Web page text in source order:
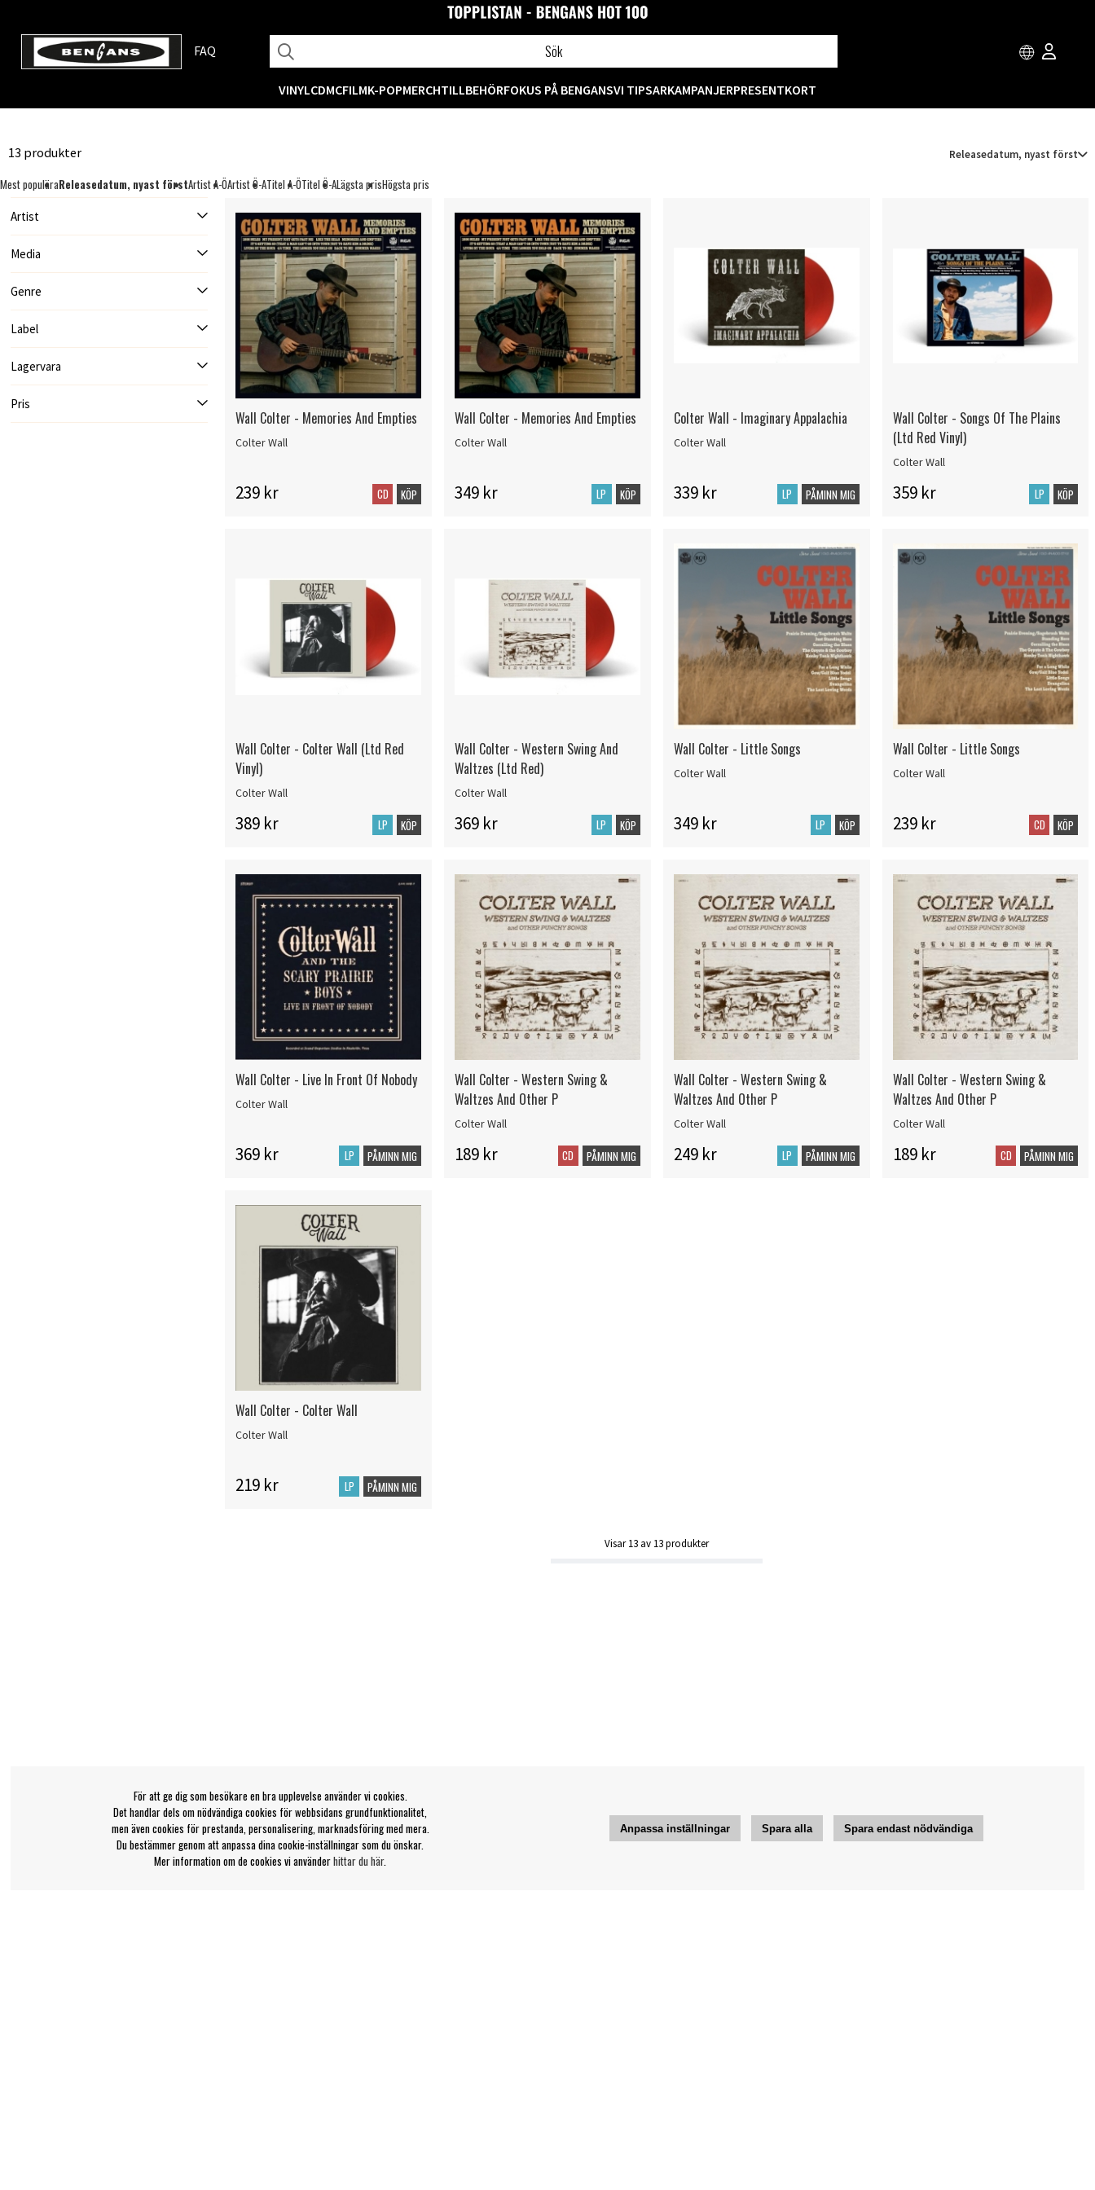
FAQ
VINYLCDMCFILMK-POPMERCHTILLBEHÖRFOKUS PÅ BENGANSVI TIPSARKAMPANJERPRESENTKORT
13 produkter Releasedatum, nyast först
Mest populäraReleasedatum, nyast förstArtist A-ÖArtist Ö-ATitel A-ÖTitel Ö-ALägsta prisHögsta pris
Artist
Media
Genre
Label
Lagervara
Pris
Wall Colter - Memories And Empties
Colter Wall
239 kr CD KÖP
Wall Colter - Memories And Empties
Colter Wall
349 kr LP KÖP
Colter Wall - Imaginary Appalachia
Colter Wall
339 kr LP PÅMINN MIG
Wall Colter - Songs Of The Plains
(Ltd Red Vinyl)
Colter Wall
359 kr LP KÖP
Wall Colter - Colter Wall (Ltd Red
Vinyl)
Colter Wall
389 kr LP KÖP
Wall Colter - Western Swing And
Waltzes (Ltd Red)
Colter Wall
369 kr LP KÖP
Wall Colter - Little Songs
Colter Wall
349 kr LP KÖP
Wall Colter - Little Songs
Colter Wall
239 kr CD KÖP
Wall Colter - Live In Front Of Nobody
Colter Wall
369 kr LP PÅMINN MIG
Wall Colter - Western Swing &
Waltzes And Other P
Colter Wall
189 kr CD PÅMINN MIG
Wall Colter - Western Swing &
Waltzes And Other P
Colter Wall
249 kr LP PÅMINN MIG
Wall Colter - Western Swing &
Waltzes And Other P
Colter Wall
189 kr CD PÅMINN MIG
Wall Colter - Colter Wall
Colter Wall
219 kr LP PÅMINN MIG
Visar13 av 13produkter
För att ge dig som besökare en bra upplevelse använder vi cookies.
Det handlar dels om nödvändiga cookies för webbsidans grundfunktionalitet,
men även cookies för prestanda, personalisering, marknadsföring med mera.
Du bestämmer genom att anpassa dina cookie-inställningar som du önskar.
Mer information om de cookies vi använderhittar du här.
Anpassa inställningar Spara alla Spara endast nödvändiga